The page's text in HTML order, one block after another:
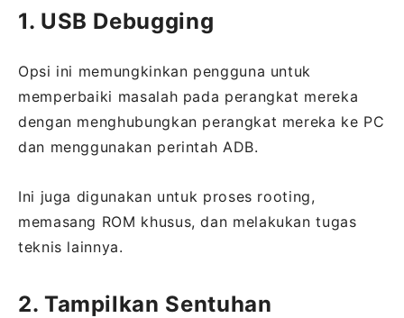
1. USB Debugging
Opsi ini memungkinkan pengguna untuk
memperbaiki masalah pada perangkat mereka
dengan menghubungkan perangkat mereka ke PC
dan menggunakan perintah ADB.
Ini juga digunakan untuk proses rooting,
memasang ROM khusus, dan melakukan tugas
teknis lainnya.
2. Tampilkan Sentuhan